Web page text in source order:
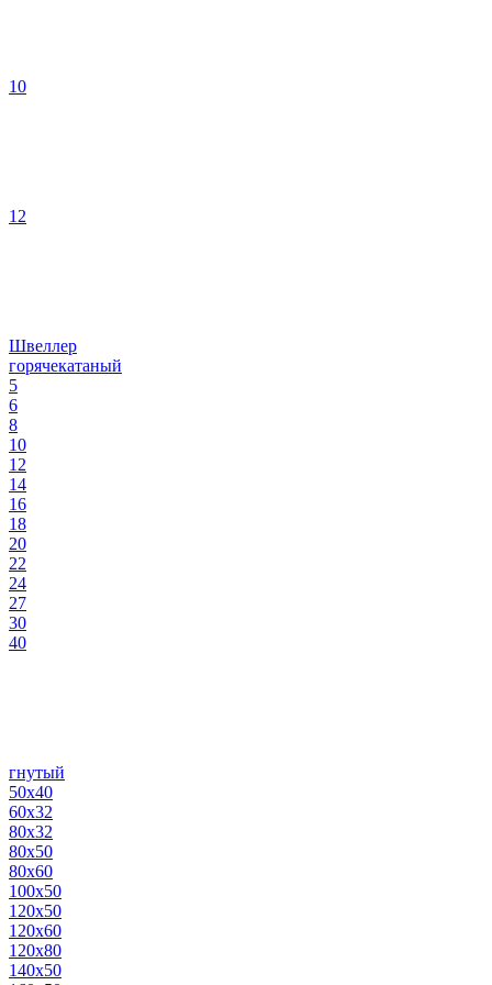
10
12
Швеллер
горячекатаный
5
6
8
10
12
14
16
18
20
22
24
27
30
40
гнутый
50х40
60х32
80х32
80х50
80х60
100х50
120х50
120х60
120х80
140х50